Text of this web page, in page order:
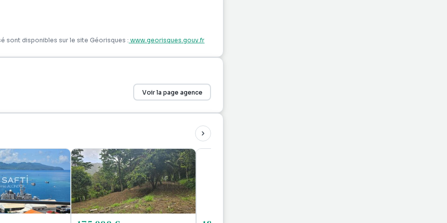
sont disponibles sur le site Géorisques : www.georisques.gouv.fr
Voir la page agence